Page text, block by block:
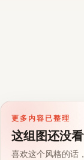
更多内容已整理
这组图还没
喜欢这个风格的话